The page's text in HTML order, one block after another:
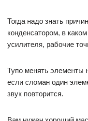
Тогда надо знать
конденсатором, в
усилителя, рабочие
Тупо менять элементы
если сломан один
звук повторится.